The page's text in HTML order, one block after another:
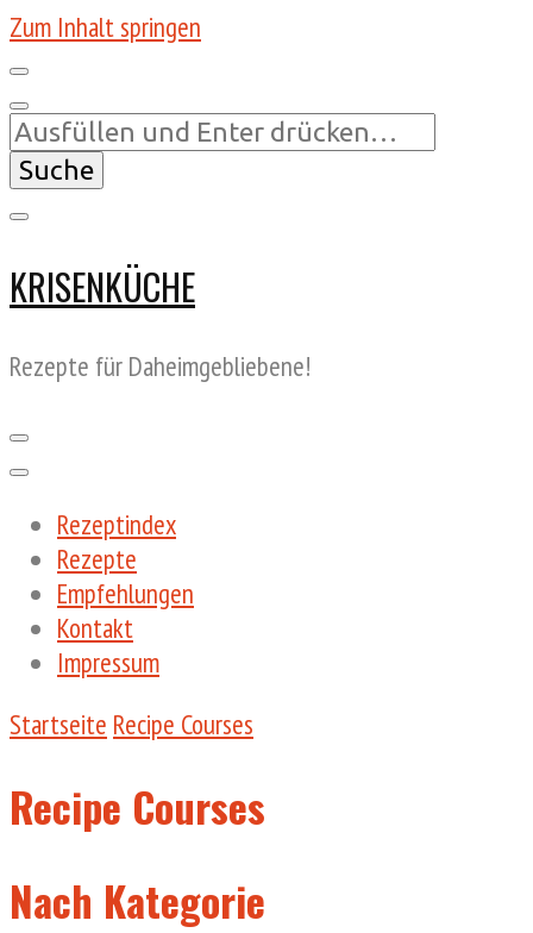
Zum Inhalt springen
Suchst
du
nach
KRISENKÜCHE
Rezepte für Daheimgebliebene!
Rezeptindex
Rezepte
Empfehlungen
Kontakt
Impressum
Startseite Recipe Courses
Recipe Courses
Nach Kategorie